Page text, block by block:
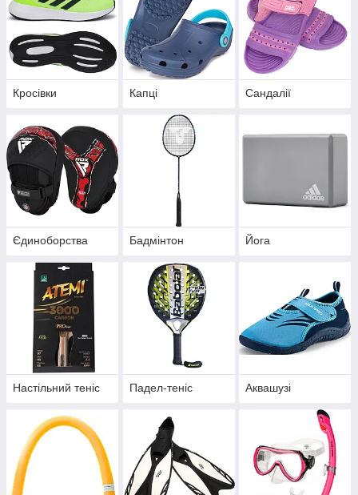
Кросівки Капці Сандалії
Єдиноборства Бадмінтон Йога
Настільний теніс Падел-теніс Аквашузі